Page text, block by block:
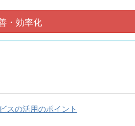
・効率化
スの活用のポイント